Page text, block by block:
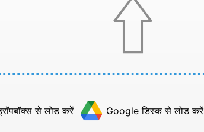
से लोड करें Google डिस्क से लोड करें